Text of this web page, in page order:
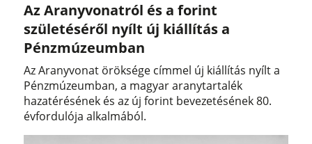
Az Aranyvonatról és a forint
születéséről nyílt új kiállítás a
Pénzmúzeumban
Az Aranyvonat öröksége címmel új kiállítás nyílt a
Pénzmúzeumban, a magyar aranytartalék
hazatérésének és az új forint bevezetésének 80.
évfordulója alkalmából.